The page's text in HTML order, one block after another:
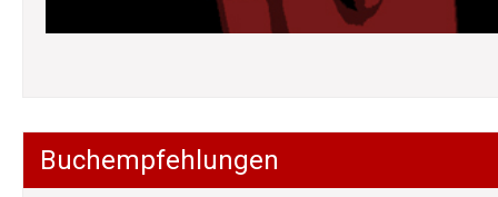
Buchempfehlungen